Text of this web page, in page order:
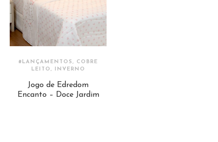
#LANÇAMENTOS, COBRE
LEITO, INVERNO
Jogo de Edredom
Encanto – Doce Jardim